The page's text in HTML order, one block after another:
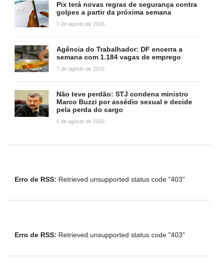
Pix terá novas regras de segurança contra
golpes a partir da próxima semana
7 de agosto de 2026
Agência do Trabalhador: DF encerra a
semana com 1.184 vagas de emprego
7 de agosto de 2026
Não teve perdão: STJ condena ministro
Marco Buzzi por assédio sexual e decide
pela perda do cargo
6 de agosto de 2026
Erro de RSS: Retrieved unsupported status code "403"
Erro de RSS: Retrieved unsupported status code "403"